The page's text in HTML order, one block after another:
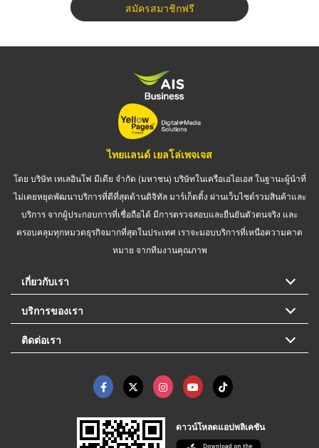
สมัครสมาชิกฟรี
ไทยแลนด์ เยลโล่เพจเจส
โดย บริษัท เทเลอินโฟ มีเดีย จำกัด (มหาชน) บริษัทในเครือเอไอเอส ในฐานะผู้นำที่
ไม่เคยหยุดพัฒนาบริการที่ดีที่สุดด้านดิจิทัล มาร์เก็ตติ้ง ผ่านเว็บไซต์รวมสินค้าและ
บริการ จากผู้ประกอบการที่เชื่อถือได้ มีการตรวจสอบและยืนยันตัวตนจริง และ
ครอบคลุมทุกหมวดธุรกิจมากที่สุดในประเทศ เราจะมอบบริการที่เหนือความคาด
หมาย จากทีมงานคุณภาพ
เกี่ยวกับเรา
บริการของเรา
ติดต่อเรา
ดาวน์โหลดแอปพลิเคชัน